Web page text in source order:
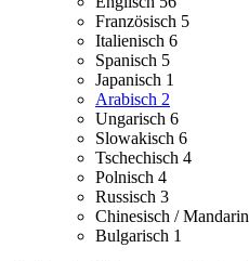
Französisch 5
Italienisch 6
Spanisch 5
Japanisch 1
Arabisch 2
Ungarisch 6
Slowakisch 6
Tschechisch 4
Polnisch 4
Russisch 3
Chinesisch / Mandarin
Bulgarisch 1